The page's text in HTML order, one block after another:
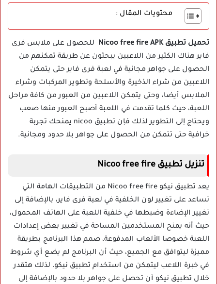
محتويات المقال :
تحميل تطبيق Nicoo free fire APK
للحصول على ملابس فرى
فاير هناك الكثير من اللاعبين يبحثون عن طريقة تمكنهم من
الحصول على جواهر مجانية في لعبة فرى فاير حتى يتمكن
اللاعبين من شراء الذخيرة والأسلحة وتطوير المركبات وشراء
الملابس أيضا، وحتى يتمكن اللاعبين من العبور من كافة مراحل
اللعبة، حيث كلما تقدمت في اللعبة أصبح العبور منها صعب
ويحتاج إلى التطوير لذلك فإن تطبيق nicoo يمنحك تجربة
خرافية حتى تتمكن من الحصول على جواهر بلا حدود ومجانية.
تنزيل تطبيق Nicoo free fire
يعد تطبيق نيكو Nicoo free fire من التطبيقات الهامة التي
تساعد على تغيير لون الخلفية في لعبة فرى فاير، بالإضافة إلى
تغيير الإضاءة وضبطها في خلفية اللعبة على الهاتف المحمول،
حيث أنه يمنح المستخدمين المساحة في تغيير بعض إعدادات
اللعبة خصوصا الألعاب المدفوعة، صمم هذا البرنامج بطريقة
مميزة ليتوافق مع الجميع، حيث أن البرنامج لم يضع أي شروط
في خبرة اللاعب ليتمكن من استخدام تطبيق نيكو، لذلك هتقدر
خلال تطبيق نيكو أن تحصل على جواهر بلا حدود بالإضافة إلى